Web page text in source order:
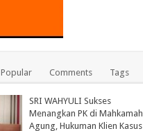
Popular Comments Tags
SRI WAHYULI Sukses
Menangkan PK di Mahkamah
Agung, Hukuman Klien Kasus